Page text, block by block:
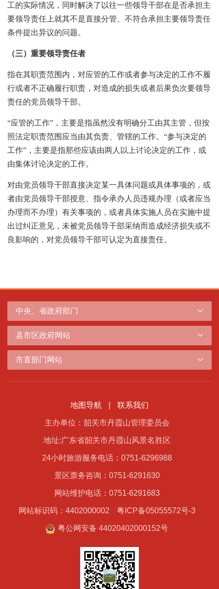
工的实际情况，同时解决了以往一些领导干部在是否承担主
要领导责任上就其不是直接分管、不符合承担主要领导责任
条件提出异议的问题。
（三）重要领导责任者
指在其职责范围内，对应管的工作或者参与决定的工作不履
行或者不正确履行职责，对造成的损失或者后果负次要领导
责任的党员领导干部。
“应管的工作”，主要是指虽然没有明确分工由其主管，但按
照法定职责范围应当由其负责、管辖的工作。“参与决定的
工作”，主要是指那些应该由两人以上讨论决定的工作，或
由集体讨论决定的工作。
对由党员领导干部直接决定某一具体问题或具体事项的，或
者由党员领导干部授意、指令承办人员违规办理（或者应当
办理而不办理）有关事项的，或者具体实施人员在实施中提
出过纠正意见，未被党员领导干部采纳而造成经济损失或不
良影响的，对党员领导干部可认定为直接责任。
中央、省政府部门
县市区政府网站
市直部门网站
地图导航 联系我们
主办单位：韶关市丹霞山管理委员会
地址:广东省韶关市丹霞山风景名胜区
24小时旅游服务电话：0751-6296988
景区票务咨询：0751-6291630
网站维护电话：0751-6291683
网站标识码：4402000002 粤ICP备05055572号-3
粤公网安备 44020402000152号